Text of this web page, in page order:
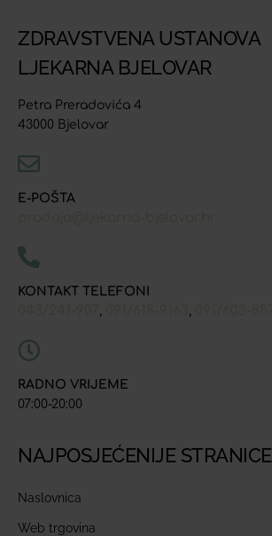
ZDRAVSTVENA USTANOVA
LJEKARNA BJELOVAR
Petra Preradovića 4
43000 Bjelovar
E-POŠTA
KONTAKT TELEFONI
RADNO VRIJEME
07:00-20:00
NAJPOSJEĆENIJE STRANICE
Naslovnica
Web trgovina